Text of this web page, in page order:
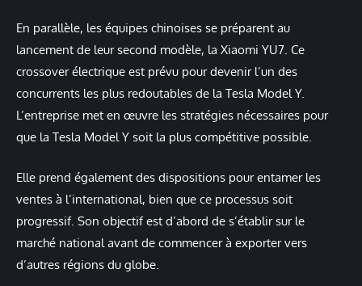
En parallèle, les équipes chinoises se préparent au
lancement de leur second modèle, la Xiaomi YU7. Ce
crossover électrique est prévu pour devenir l’un des
concurrents les plus redoutables de la Tesla Model Y.
L’entreprise met en œuvre les stratégies nécessaires pour
que la Tesla Model Y soit la plus compétitive possible.
Elle prend également des dispositions pour entamer les
ventes à l’international, bien que ce processus soit
progressif. Son objectif est d’abord de s’établir sur le
marché national avant de commencer à exporter vers
d’autres régions du globe.